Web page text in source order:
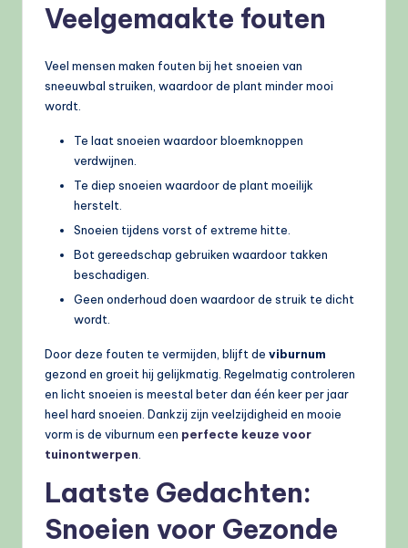
Veelgemaakte fouten
Veel mensen maken fouten bij het snoeien van
sneeuwbal struiken, waardoor de plant minder mooi
wordt.
Te laat snoeien waardoor bloemknoppen
verdwijnen.
Te diep snoeien waardoor de plant moeilijk
herstelt.
Snoeien tijdens vorst of extreme hitte.
Bot gereedschap gebruiken waardoor takken
beschadigen.
Geen onderhoud doen waardoor de struik te dicht
wordt.
Door deze fouten te vermijden, blijft de viburnum
gezond en groeit hij gelijkmatig. Regelmatig controleren
en licht snoeien is meestal beter dan één keer per jaar
heel hard snoeien. Dankzij zijn veelzijdigheid en mooie
vorm is de viburnum een perfecte keuze voor
tuinontwerpen
Laatste Gedachten:
Snoeien voor Gezonde